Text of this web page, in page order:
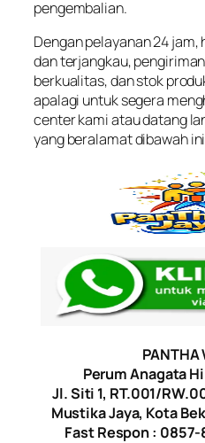
pengembalian.
Dengan pelayanan 24
dan terjangkau,
berkualitas, dan stok
apalagi untuk segera
center kami atau datang
yang beralamat dibawah
PANTHA
Perum Anagata
Jl. Siti 1, RT.001/
Mustika Jaya, Kota
Fast Respon :